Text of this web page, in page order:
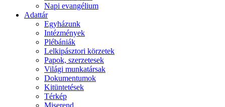
Napi evangélium
Adattár
Egyházunk
Intézmények
Plébániák
Lelkipásztori körzetek
Papok, szerzetesek
Világi munkatársak
Dokumentumok
Kitüntetések
Térkép
Miserend